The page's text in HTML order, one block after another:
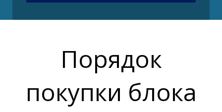
Порядок
покупки блока